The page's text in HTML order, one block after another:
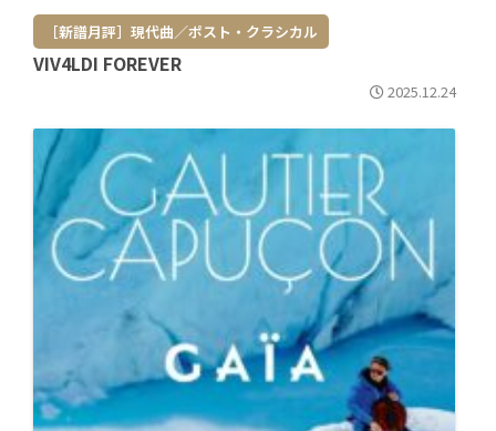
［新譜月評］現代曲／ポスト・クラシカル
VIV4LDI FOREVER
2025.12.24